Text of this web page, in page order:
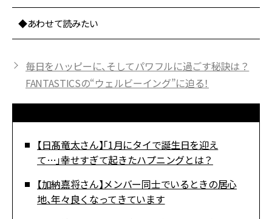
◆あわせて読みたい
毎日をハッピーに、そしてパワフルに過ごす秘訣は？
FANTASTICSの“ウェルビーイング”に迫る！
【日髙竜太さん】「1月にタイで誕生日を迎え
て…」幸せすぎて起きたハプニングとは？
【加納嘉将さん】メンバー同士でいるときの居心
地、年々良くなってきています